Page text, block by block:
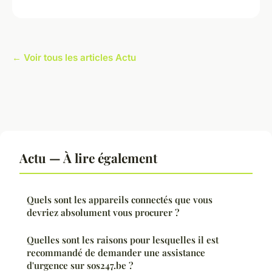
← Voir tous les articles Actu
Actu — À lire également
Quels sont les appareils connectés que vous
devriez absolument vous procurer ?
Quelles sont les raisons pour lesquelles il est
recommandé de demander une assistance
d'urgence sur sos247.be ?